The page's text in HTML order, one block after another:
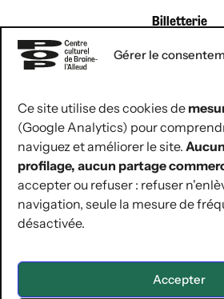
Gérer le
Ce site utilise des cookies de
(Google Analytics) pour
naviguez et améliorer le site.
profilage, aucun partage
accepter ou refuser : refuser
navigation, seule la mesure de
désactivée.
Accepter
Billetterie
du lundi au
coordonnées de
Rue Jules Hans
1420 Braine-
02 854 07 30
ASBL POP
Région Wallonne | BE12 0681 0481